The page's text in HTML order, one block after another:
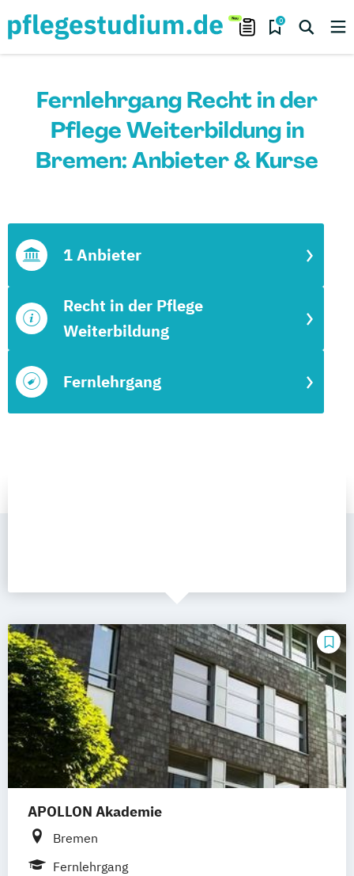
0
Fernlehrgang Recht in der
Pflege Weiterbildung in
Bremen: Anbieter & Kurse
Fernlehrgang
Recht in der Pflege
Weiterbildung
1 Anbieter
APOLLON Akademie
Bremen
Fernlehrgang